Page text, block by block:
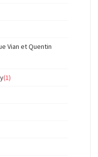
Vian et Quentin
(1)